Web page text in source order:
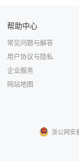
帮助中心
常见问题与解答
用户协议与隐私
企业服务
网站地图
浙公网安